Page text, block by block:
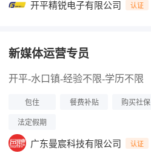
开平精锐电子有限公司 认证
新媒体运营专员
开平-水口镇-经验不限-学历不限
包住 餐费补贴 购买社保
法定假期
广东曼宸科技有限公司 认证